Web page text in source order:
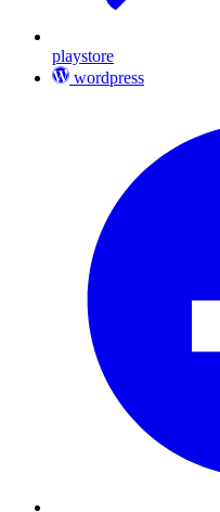
playstore
wordpress